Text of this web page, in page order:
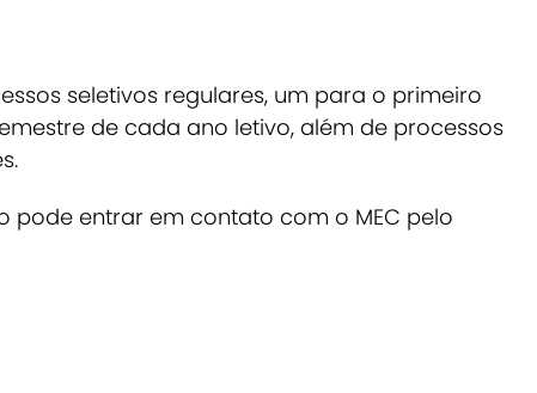
seletivos regulares, um para o primeiro
de cada ano letivo, além de processos
pode entrar em contato com o MEC pelo